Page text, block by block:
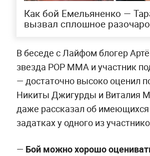
Как бой Емельяненко —
вызвал сплошное
В беседе с Лайфом блогер
звезда POP MMA и участник
— достаточно высоко оценил
Никиты Джигурды и Виталия
даже рассказал об
задатках у одного из
— Бой можно хорошо